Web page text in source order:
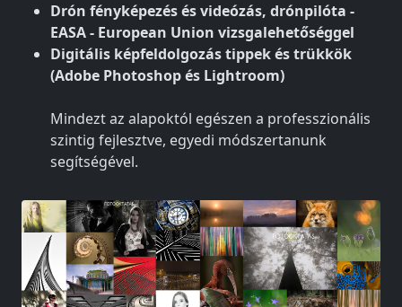
Drón fényképezés és videózás, drónpilóta -
EASA - European Union vizsgalehetőséggel
Digitális képfeldolgozás tippek és trükkök
(Adobe Photoshop és Lightroom)
Mindezt az alapoktól egészen a professzionális
szintig fejlesztve, egyedi módszertanunk
segítségével.